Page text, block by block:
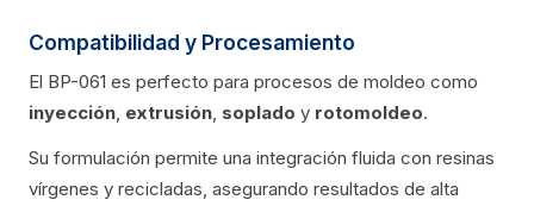
Compatibilidad y Procesamiento
El BP-061 es perfecto para procesos de moldeo como
inyección, extrusión, soplado y rotomoldeo.
Su formulación permite una integración fluida con resinas
vírgenes y recicladas, asegurando resultados de alta